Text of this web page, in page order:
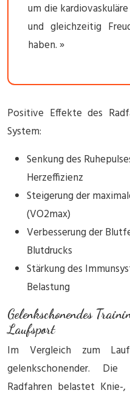
um die
und gleichzeitig
haben. »
Positive Effekte des
System:
Senkung des
Herzeffizienz
Steigerung der
(VO2max)
Verbesserung der
Blutdrucks
Stärkung des
Belastung
Gelenkschonendes
Laufsport
Im Vergleich zum
gelenkschonender.
Radfahren belastet Knie-